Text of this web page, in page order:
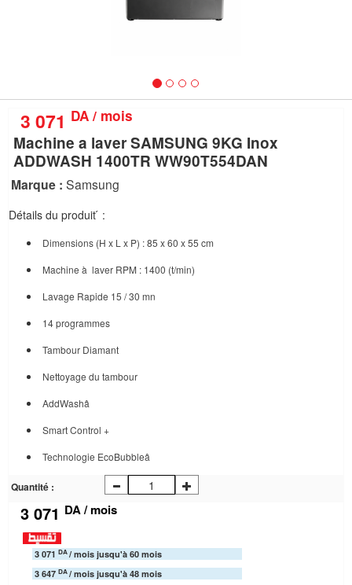
3 071 DA / mois
Machine a laver SAMSUNG 9KG Inox
ADDWASH 1400TR WW90T554DAN
Marque : Samsung
Détails du produit ́ :
Dimensions (H x L x P) : 85 x 60 x 55 cm
Machine à laver RPM : 1400 (t/min)
Lavage Rapide 15 / 30 mn
14 programmes
Tambour Diamant
Nettoyage du tambour
AddWashâ
Smart Control +
Technologie EcoBubbleâ
Quantité :
3 071 DA / mois
3 071 DA/ mois jusqu'à 60 mois
3 647 DA/ mois jusqu'à 48 mois